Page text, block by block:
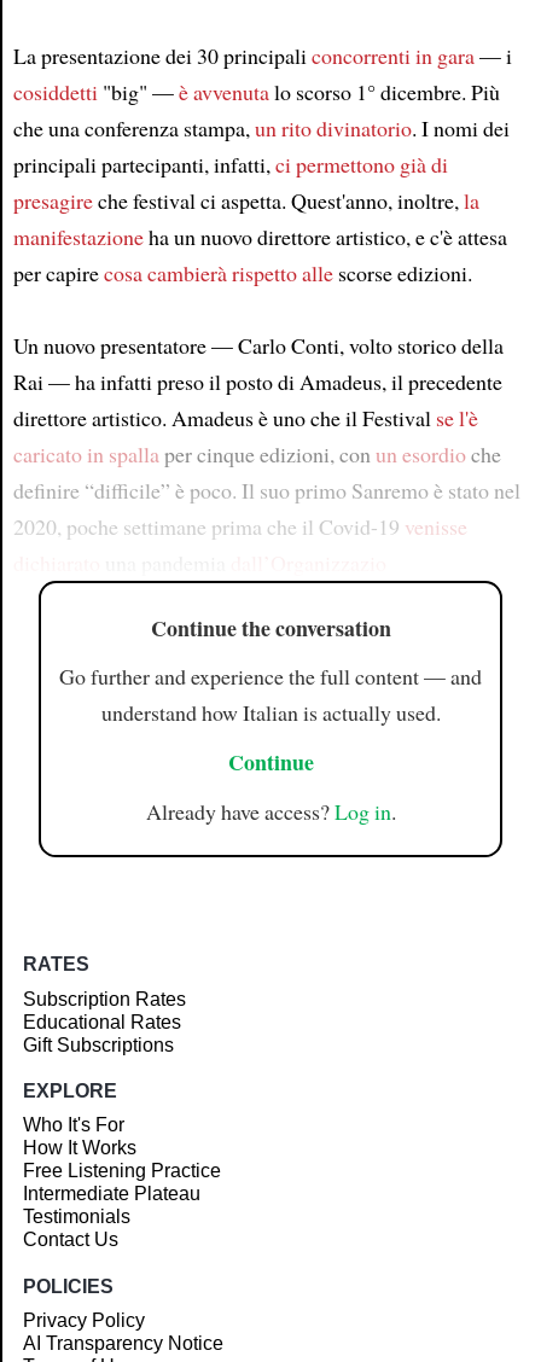
La presentazione dei 30 principaliconcorrenti in gara— i
cosiddetti"big" —è avvenutalo scorso 1° dicembre. Più
che una conferenza stampa,un rito divinatorio. I nomi dei
principali partecipanti, infatti,ci permettono giàdi
presagireche festival ci aspetta. Quest'anno, inoltre,la
manifestazioneha un nuovo direttore artistico, e c'è attesa
per capirecosa cambieràrispetto allescorse edizioni.
Un nuovo presentatore — Carlo Conti, volto storico della
Rai — ha infatti preso il posto di Amadeus, il precedente
direttore artistico. Amadeus è uno che il Festival se l'è
caricato in spallaper cinque edizioni, conun esordioche
definire “difficile” è poco. Il suo primo Sanremo è stato nel
2020, poche settimane prima che il Covid-19 venisse
Continue the conversation
Go further and experience the full content — and
understand how Italian is actually used.
Continue
Already have access?Log in.
RATES
Subscription Rates
Educational Rates
Gift Subscriptions
EXPLORE
Who It's For
How It Works
Free Listening Practice
Intermediate Plateau
Testimonials
Contact Us
POLICIES
Privacy Policy
AI Transparency Notice